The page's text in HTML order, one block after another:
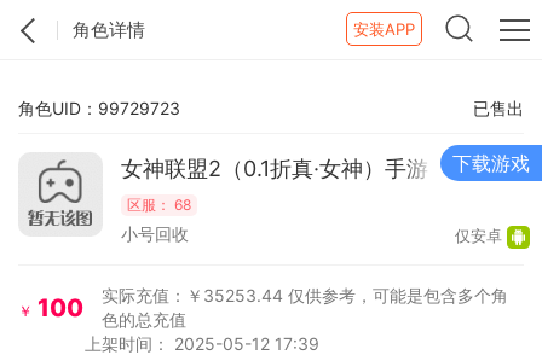
角色详情 安装APP
下载游戏
仅安卓
已售出
角色UID：99729723
女神联盟2（0.1折真·女神）手游
区服： 68
小号回收
￥ 100 实际充值：￥35253.44 仅供参考，可能是包含多个角
色的总充值
上架时间： 2025-05-12 17:39